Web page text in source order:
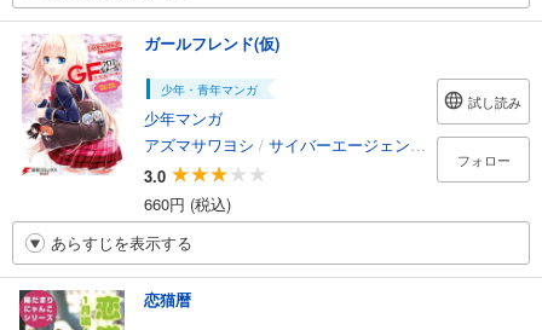
ガールフレンド(仮)
少年・青年マンガ
少年マンガ
アズマサワヨシ / サイバーエージェント /QP：flapper
3.0
660円 (税込)
試し読み
フォロー
あらすじを表示する
恋猫暦